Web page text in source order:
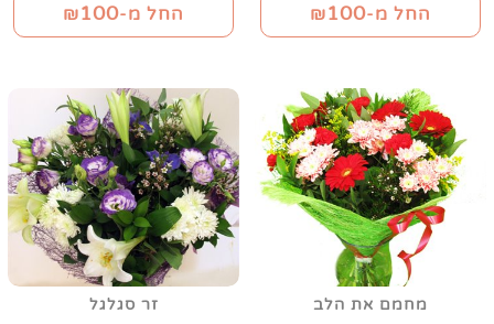
החל מ-₪100 החל מ-₪100
מחמם את הלב זר סגלגל